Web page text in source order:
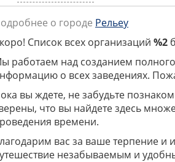
о городе Рельеу
Список всех организаций %2
работаем над созданием
о всех заведениях.
вы ждете, не забудьте
что вы найдете здесь
времени.
вас за ваше терпение и
незабываемым и